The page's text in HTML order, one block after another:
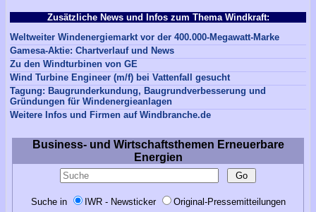
Zusätzliche News und Infos zum Thema Windkraft:
Weltweiter Windenergiemarkt vor der 400.000-Megawatt-Marke
Gamesa-Aktie: Chartverlauf und News
Zu den Windturbinen von GE
Wind Turbine Engineer (m/f) bei Vattenfall gesucht
Tagung: Baugrunderkundung, Baugrundverbesserung und
Gründungen für Windenergieanlagen
Weitere Infos und Firmen auf Windbranche.de
Business- und Wirtschaftsthemen Erneuerbare
Energien
Suche in IWR - Newsticker Original-Pressemitteilungen